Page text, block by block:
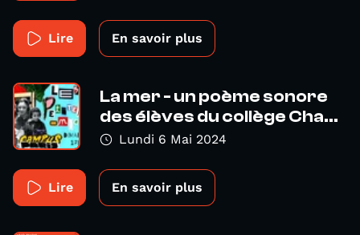
Lire En savoir plus
La mer - un poème sonore
des élèves du collège Cha...
Lundi 6 Mai 2024
Lire En savoir plus